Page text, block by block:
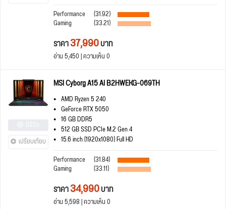
Performance
(31.92)
Gaming (33.21)
ราคา37,990บาท
อ่าน 5,450 | ความเห็น 0
เปรียบเทียบ
MSI Cyborg A15 AI B2HWEKG-069TH
AMD Ryzen 5 240
GeForce RTX 5050
16 GB DDR5
512 GB SSD PCIe M.2 Gen 4
15.6 inch (1920x1080) Full HD
Performance
(31.84)
Gaming (33.11)
ราคา34,990บาท
อ่าน 5,598 | ความเห็น 0